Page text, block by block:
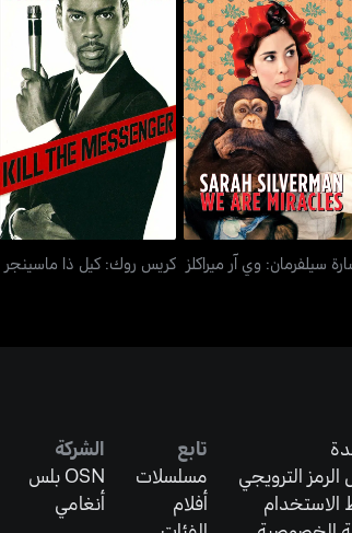
سيلفرمان: وي آر ميراكلز
سيلفرمان: وي آر ميراكلز
كريس روك: كيل ذا ماسينجر
كريس روك: كيل ذا ماسينجر
الترويجي
تابع
مسلسلات
أفلام
الشركة
OSN بلس
أنغامي